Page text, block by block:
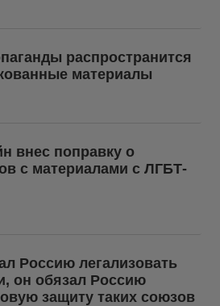
распространится
материалы
внес поправку о
с материалами с ЛГБТ-
Россию легализовать
он обязал Россию
защиту таких союзов